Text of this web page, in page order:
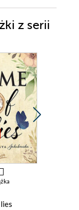
z serii